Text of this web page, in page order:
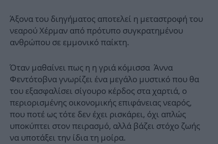
Άξονα του διηγήματος αποτελεί η μεταστροφή του
νεαρού Χέρμαν από πρότυπο συγκρατημένου
ανθρώπου σε εμμονικό παίκτη.
Όταν μαθαίνει πως η η γριά κόμισσα Άννα
Φεντότοβνα γνωρίζει ένα μεγάλο μυστικό που θα
του εξασφαλίσει σίγουρο κέρδος στα χαρτιά, ο
περιορισμένης οικονομικής επιφάνειας νεαρός,
που ποτέ ως τότε δεν έχει ρισκάρει, όχι απλώς
υποκύπτει στον πειρασμό, αλλά βάζει στόχο ζωής
να υποτάξει την ίδια τη μοίρα.